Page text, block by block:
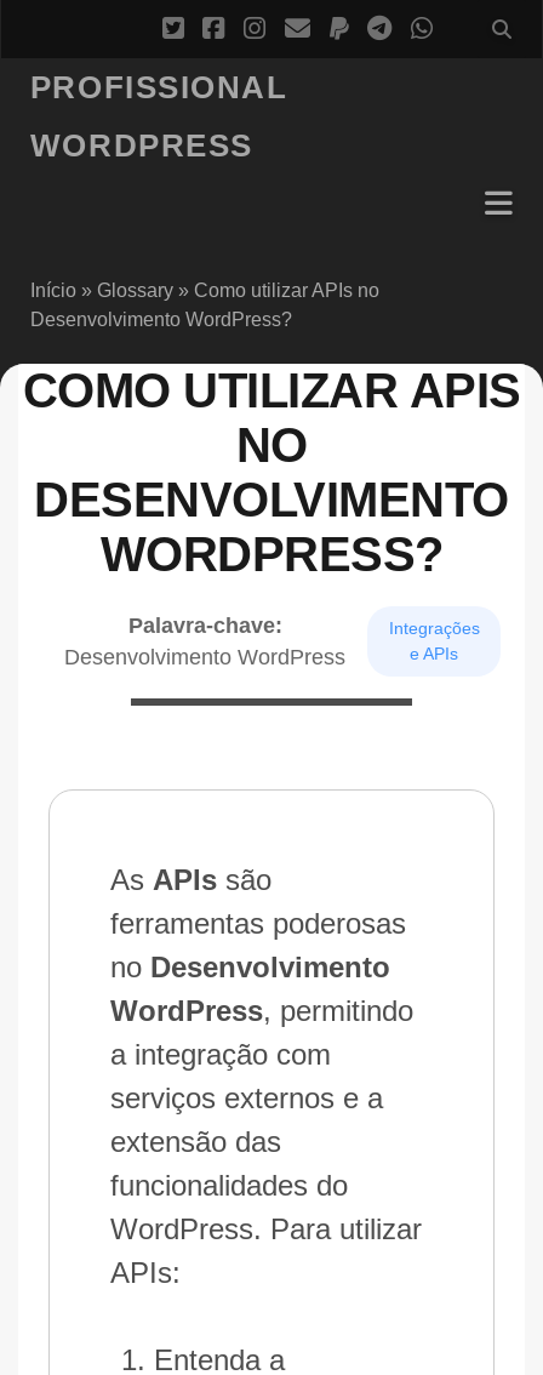
PROFISSIONAL
WORDPRESS
Início» Glossary» Como utilizar APIs no
Desenvolvimento WordPress?
COMO UTILIZAR APIS
NO
DESENVOLVIMENTO
WORDPRESS?
Palavra-chave:
Desenvolvimento WordPress
Integrações
e APIs
As APIs são
ferramentas poderosas
no Desenvolvimento
WordPress, permitindo
a integração com
serviços externos e a
extensão das
funcionalidades do
WordPress. Para utilizar
APIs:
Entenda a